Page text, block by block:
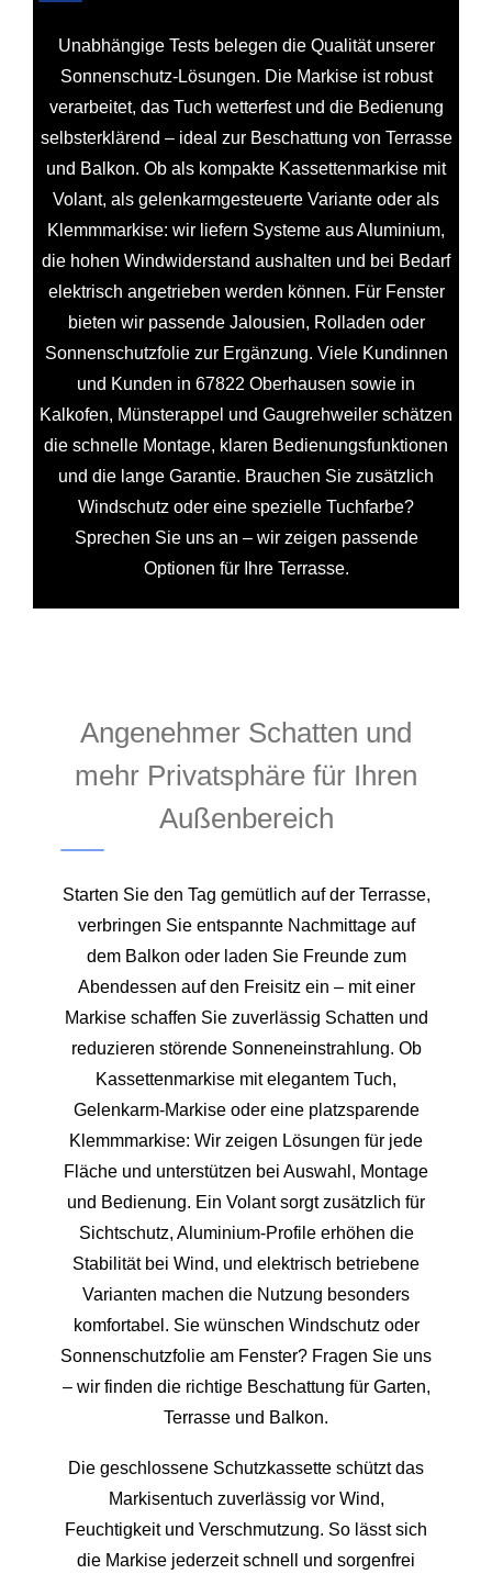
Unabhängige Tests belegen die Qualität unserer
Sonnenschutz-Lösungen. Die Markise ist robust
verarbeitet, das Tuch wetterfest und die Bedienung
selbsterklärend – ideal zur Beschattung von Terrasse
und Balkon. Ob als kompakte Kassettenmarkise mit
Volant, als gelenkarmgesteuerte Variante oder als
Klemmmarkise: wir liefern Systeme aus Aluminium,
die hohen Windwiderstand aushalten und bei Bedarf
elektrisch angetrieben werden können. Für Fenster
bieten wir passende Jalousien, Rolladen oder
Sonnenschutzfolie zur Ergänzung. Viele Kundinnen
und Kunden in 67822 Oberhausen sowie in
Kalkofen, Münsterappel und Gaugrehweiler schätzen
die schnelle Montage, klaren Bedienungsfunktionen
und die lange Garantie. Brauchen Sie zusätzlich
Windschutz oder eine spezielle Tuchfarbe?
Sprechen Sie uns an – wir zeigen passende
Optionen für Ihre Terrasse.
Angenehmer Schatten und
mehr Privatsphäre für Ihren
Außenbereich
Starten Sie den Tag gemütlich auf der Terrasse,
verbringen Sie entspannte Nachmittage auf
dem Balkon oder laden Sie Freunde zum
Abendessen auf den Freisitz ein – mit einer
Markise schaffen Sie zuverlässig Schatten und
reduzieren störende Sonneneinstrahlung. Ob
Kassettenmarkise mit elegantem Tuch,
Gelenkarm-Markise oder eine platzsparende
Klemmmarkise: Wir zeigen Lösungen für jede
Fläche und unterstützen bei Auswahl, Montage
und Bedienung. Ein Volant sorgt zusätzlich für
Sichtschutz, Aluminium-Profile erhöhen die
Stabilität bei Wind, und elektrisch betriebene
Varianten machen die Nutzung besonders
komfortabel. Sie wünschen Windschutz oder
Sonnenschutzfolie am Fenster? Fragen Sie uns
– wir finden die richtige Beschattung für Garten,
Terrasse und Balkon.
Die geschlossene Schutzkassette schützt das
Markisentuch zuverlässig vor Wind,
Feuchtigkeit und Verschmutzung. So lässt sich
die Markise jederzeit schnell und sorgenfrei